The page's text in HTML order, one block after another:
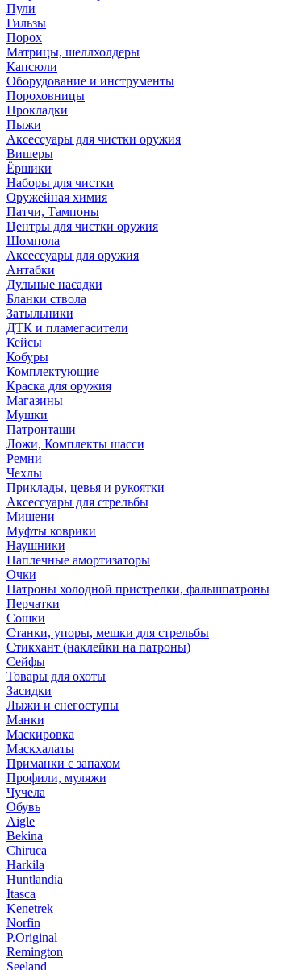
Пули
Гильзы
Порох
Матрицы, шеллхолдеры
Капсюли
Оборудование и инструменты
Пороховницы
Прокладки
Пыжи
Аксессуары для чистки оружия
Вишеры
Ёршики
Наборы для чистки
Оружейная химия
Патчи, Тампоны
Центры для чистки оружия
Шомпола
Аксессуары для оружия
Антабки
Дульные насадки
Бланки ствола
Затыльники
ДТК и пламегасители
Кейсы
Кобуры
Комплектующие
Краска для оружия
Магазины
Мушки
Патронташи
Ложи, Комплекты шасси
Ремни
Чехлы
Приклады, цевья и рукоятки
Аксессуары для стрельбы
Мишени
Муфты коврики
Наушники
Наплечные амортизаторы
Очки
Патроны холодной пристрелки, фальшпатроны
Перчатки
Сошки
Станки, упоры, мешки для стрельбы
Стикхант (наклейки на патроны)
Сейфы
Товары для охоты
Засидки
Лыжи и снегоступы
Манки
Маскировка
Маскхалаты
Приманки с запахом
Профили, муляжи
Чучела
Обувь
Aigle
Bekina
Chiruсa
Harkila
Huntlandia
Itasca
Kenetrek
Norfin
P.Original
Remington
Seeland